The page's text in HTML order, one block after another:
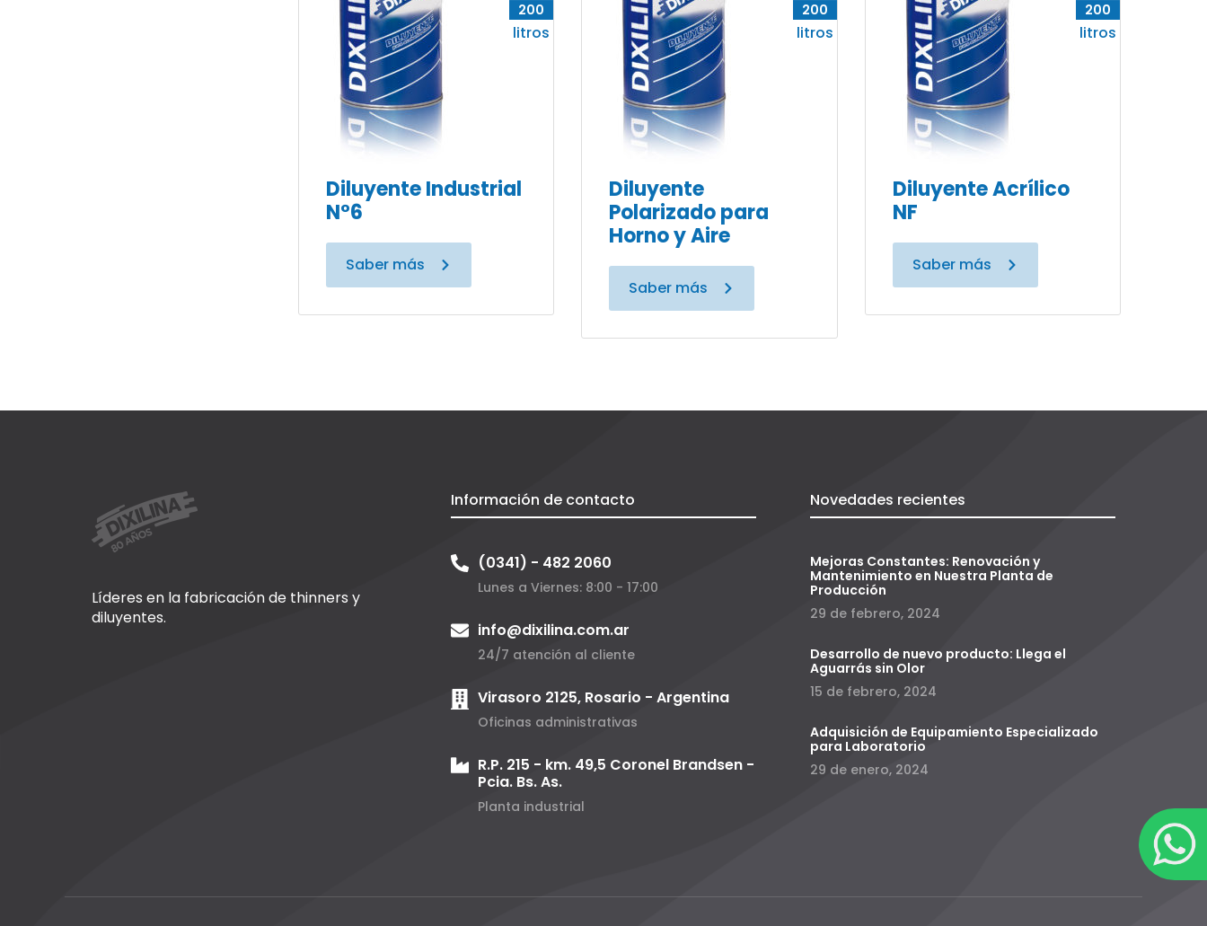
200
litros
Diluyente Industrial
N°6
Saber más
200
litros
Diluyente
Polarizado para
Horno y Aire
Saber más
200
litros
Diluyente Acrílico
NF
Saber más
Líderes en la fabricación de thinners y
diluyentes.
Información de contacto
(0341) - 482 2060
Lunes a Viernes: 8:00 - 17:00
info@dixilina.com.ar
24/7 atención al cliente
Virasoro 2125, Rosario - Argentina
Oficinas administrativas
R.P. 215 - km. 49,5 Coronel Brandsen -
Pcia. Bs. As.
Planta industrial
Novedades recientes
Mejoras Constantes: Renovación y
Mantenimiento en Nuestra Planta de
Producción
29 de febrero, 2024
Desarrollo de nuevo producto: Llega el
Aguarrás sin Olor
15 de febrero, 2024
Adquisición de Equipamiento Especializado
para Laboratorio
29 de enero, 2024